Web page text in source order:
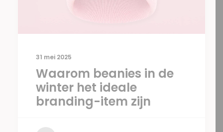
31 mei 2025
Waarom beanies in de
winter het ideale
branding-item zijn